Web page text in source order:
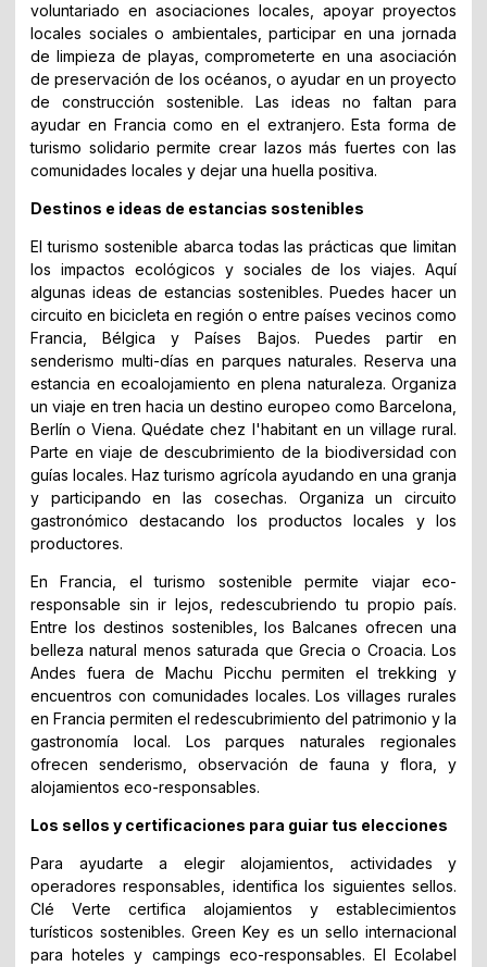
voluntariado en asociaciones locales, apoyar proyectos
locales sociales o ambientales, participar en una jornada
de limpieza de playas, comprometerte en una asociación
de preservación de los océanos, o ayudar en un proyecto
de construcción sostenible. Las ideas no faltan para
ayudar en Francia como en el extranjero. Esta forma de
turismo solidario permite crear lazos más fuertes con las
comunidades locales y dejar una huella positiva.
Destinos e ideas de estancias sostenibles
El turismo sostenible abarca todas las prácticas que limitan
los impactos ecológicos y sociales de los viajes. Aquí
algunas ideas de estancias sostenibles. Puedes hacer un
circuito en bicicleta en región o entre países vecinos como
Francia, Bélgica y Países Bajos. Puedes partir en
senderismo multi-días en parques naturales. Reserva una
estancia en ecoalojamiento en plena naturaleza. Organiza
un viaje en tren hacia un destino europeo como Barcelona,
Berlín o Viena. Quédate chez l'habitant en un village rural.
Parte en viaje de descubrimiento de la biodiversidad con
guías locales. Haz turismo agrícola ayudando en una granja
y participando en las cosechas. Organiza un circuito
gastronómico destacando los productos locales y los
productores.
En Francia, el turismo sostenible permite viajar eco-
responsable sin ir lejos, redescubriendo tu propio país.
Entre los destinos sostenibles, los Balcanes ofrecen una
belleza natural menos saturada que Grecia o Croacia. Los
Andes fuera de Machu Picchu permiten el trekking y
encuentros con comunidades locales. Los villages rurales
en Francia permiten el redescubrimiento del patrimonio y la
gastronomía local. Los parques naturales regionales
ofrecen senderismo, observación de fauna y flora, y
alojamientos eco-responsables.
Los sellos y certificaciones para guiar tus elecciones
Para ayudarte a elegir alojamientos, actividades y
operadores responsables, identifica los siguientes sellos.
Clé Verte certifica alojamientos y establecimientos
turísticos sostenibles. Green Key es un sello internacional
para hoteles y campings eco-responsables. El Ecolabel